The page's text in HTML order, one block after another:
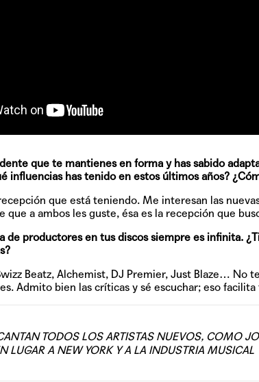
que te mantienes en forma y has sabido
influencias has tenido en estos últimos años?
que está teniendo. Me interesan las
que a ambos les guste, ésa es la recepción que
de productores en tus discos siempre es infinita.
Beatz, Alchemist, DJ Premier, Just Blaze… No
Admito bien las críticas y sé escuchar; eso
TODOS LOS ARTISTAS NUEVOS, COMO
LUGAR A NEW YORK Y A LA INDUSTRIA MUSICAL